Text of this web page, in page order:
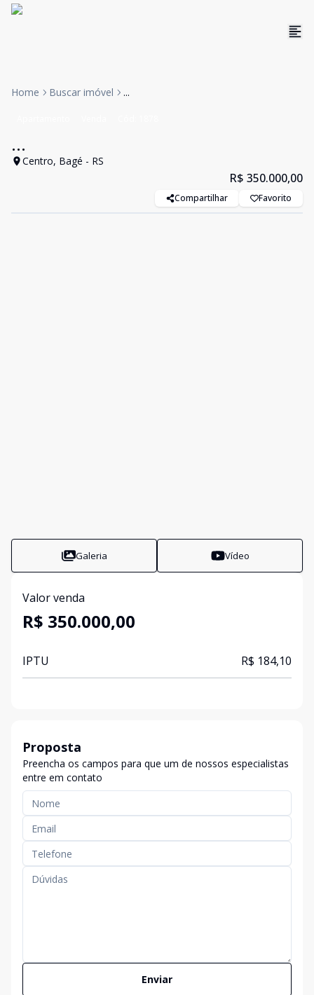
Home Buscar imóvel ...
...
Centro, Bagé - RS
R$ 350.000,00
Compartilhar Favorito
Galeria Vídeo
Valor venda
R$ 350.000,00
IPTU R$ 184,10
Proposta
Preencha os campos para que um de nossos especialistas
entre em contato
Enviar